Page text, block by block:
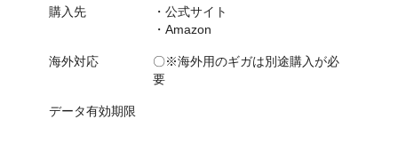
購入先
・公式サイト
・Amazon
海外対応
〇※海外用のギガは別途購入が必
要
データ有効期限